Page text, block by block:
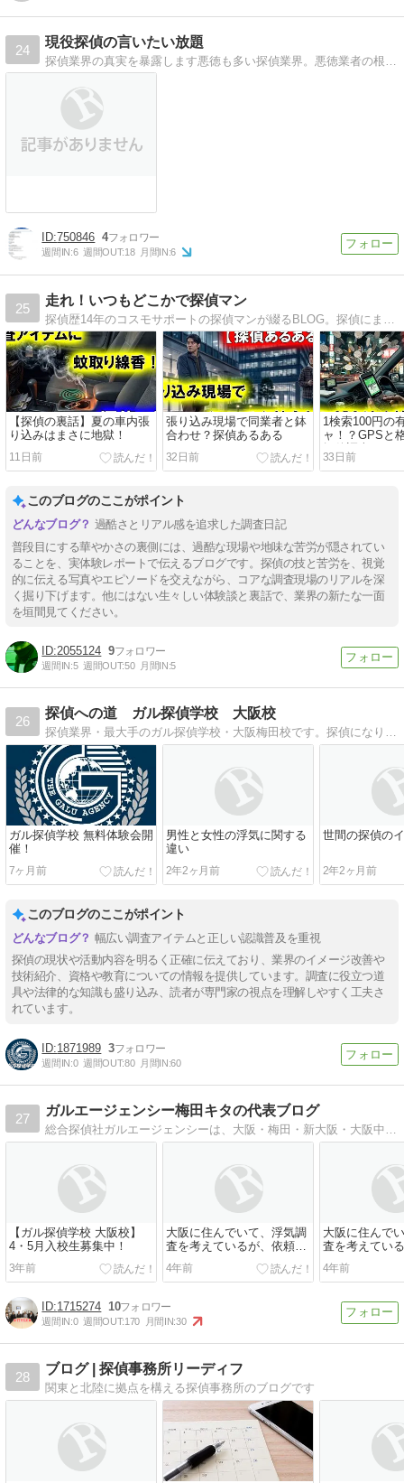
24
現役探偵の言いたい放題
750846 4
週間IN:6 週間OUT:18 月間IN:6
25
走れ！いつもどこかで探偵マン
【探偵の裏話】夏の車内張
り込みはまさに地獄！
11日前
張り込み現場で同業者と鉢
合わせ？探偵あるある
32日前
1検索100円の
ャ！？GPSと
探偵調査
33日前
このブログのここがポイント
過酷さとリアル感を追求した調査日記
普段目にする華やかさの裏側には、過酷な現場や地味な苦労が隠されてい
ることを、実体験レポートで伝えるブログです。探偵の技と苦労を、視覚
的に伝える写真やエピソードを交えながら、コアな調査現場のリアルを深
く掘り下げます。他にはない生々しい体験談と裏話で、業界の新たな一面
を垣間見てください。
2055124 9
週間IN:5 週間OUT:50 月間IN:5
26
探偵への道 ガル探偵学校 大阪校
探偵業界・最大手のガル探偵学校・大阪梅田校です。探偵になりたい、就職・独立開業を目指すなら、就職率100％、卒業生8,000人超のガル探偵学校へ。
ガル探偵学校 無料体験会開
催！
7ヶ月前
男性と女性の浮気に関する
違い
2年2ヶ月前
世間の探偵の
2年2ヶ月前
このブログのここがポイント
幅広い調査アイテムと正しい認識普及を重視
探偵の現状や活動内容を明るく正確に伝えており、業界のイメージ改善や
技術紹介、資格や教育についての情報を提供しています。調査に役立つ道
具や法律的な知識も盛り込み、読者が専門家の視点を理解しやすく工夫さ
れています。
1871989 3
週間IN:0 週間OUT:80 月間IN:60
27
ガルエージェンシー梅田キタの代表ブログ
総合探偵社ガルエージェンシーは、大阪・梅田・新大阪・大阪中央（難波・心斎橋）にある探偵業界最大です！
【ガル探偵学校 大阪校】
4・5月入校生募集中！
3年前
大阪に住んでいて、浮気調
査を考えているが、依頼す
る前に自分でもできる方法
は無いか？その1
4年前
大阪に住んで
査を考えてい
る前に自分で
は無いか？そ
4年前
1715274 10
週間IN:0 週間OUT:170 月間IN:30
28
ブログ | 探偵事務所リーディフ
関東と北陸に拠点を構える探偵事務所のブログです